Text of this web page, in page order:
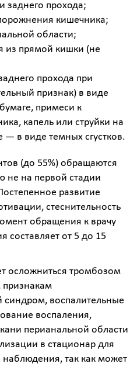
заднего прохода;
кишечника;
области;
из прямой кишки (не
прохода при
признак) в виде
примеси к
капель или струйки на
— в виде темных сгустков.
(до 55%) обращаются
на первой стадии
развитие
стеснительность
обращения к врачу
составляет от 5 до 15
осложниться тромбозом
признакам
воспалительные
воспаления,
перианальной области
в стационар для
наблюдения, так как может